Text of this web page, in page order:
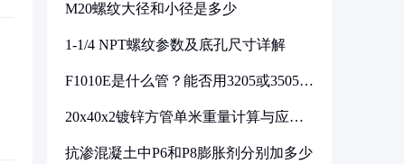
M20螺纹大径和小径是多少
1-1/4 NPT螺纹参数及底孔尺寸详解
F1010E是什么管？能否用3205或3505代
20x40x2镀锌方管单米重量计算与应用
抗渗混凝土中P6和P8膨胀剂分别加多少